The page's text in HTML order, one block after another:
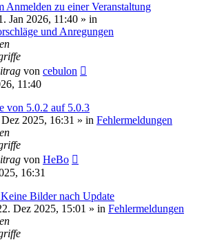
Anmelden zu einer Veranstaltung
Jan 2026, 11:40 » in
und Anregungen
von cebulon
11:40
von 5.0.2 auf 5.0.3
2025, 16:31 » in Fehlermeldungen
von HeBo
16:31
Bilder nach Update
Dez 2025, 15:01 » in Fehlermeldungen